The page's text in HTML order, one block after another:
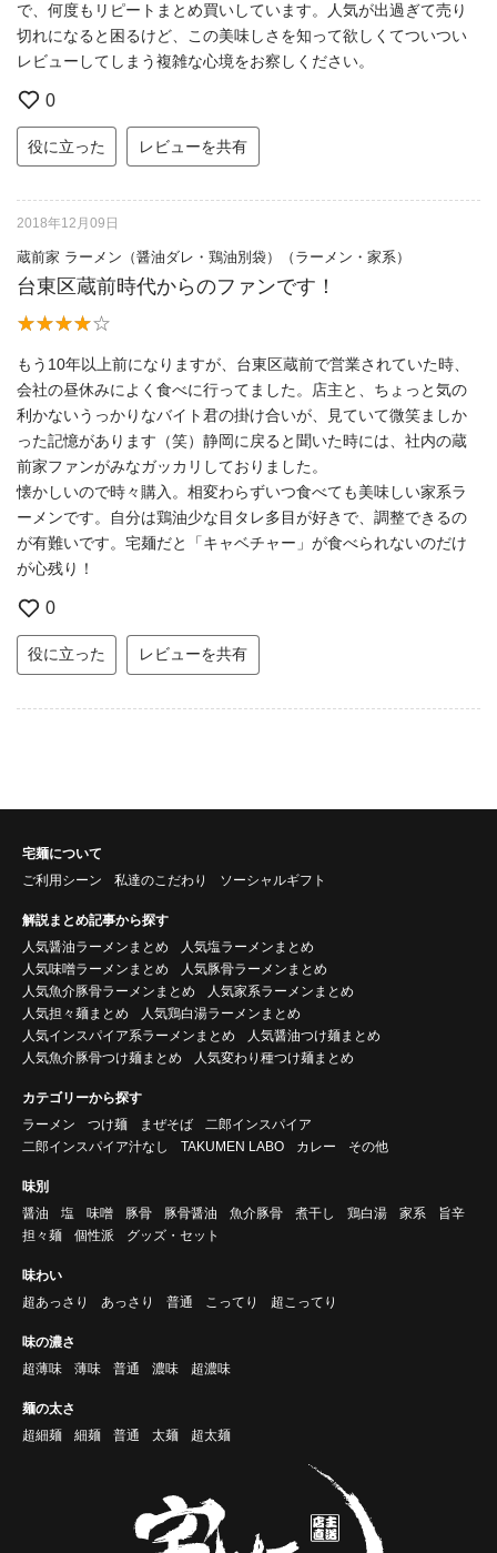
で、何度もリピートまとめ買いしています。人気が出過ぎて売り
切れになると困るけど、この美味しさを知って欲しくてついつい
レビューしてしまう複雑な心境をお察しください。
0
役に立った レビューを共有
2018年12月09日
蔵前家 ラーメン（醤油ダレ・鶏油別袋）（ラーメン・家系）
台東区蔵前時代からのファンです！
もう10年以上前になりますが、台東区蔵前で営業されていた時、
会社の昼休みによく食べに行ってました。店主と、ちょっと気の
利かないうっかりなバイト君の掛け合いが、見ていて微笑ましか
った記憶があります（笑）静岡に戻ると聞いた時には、社内の蔵
前家ファンがみなガッカリしておりました。
懐かしいので時々購入。相変わらずいつ食べても美味しい家系ラ
ーメンです。自分は鶏油少な目タレ多目が好きで、調整できるの
が有難いです。宅麺だと「キャベチャー」が食べられないのだけ
が心残り！
0
役に立った レビューを共有
宅麺について
ご利用シーン
私達のこだわり ソーシャルギフト
解説まとめ記事から探す
人気醤油ラーメンまとめ
人気塩ラーメンまとめ
人気味噌ラーメンまとめ
人気豚骨ラーメンまとめ
人気魚介豚骨ラーメンまとめ
人気家系ラーメンまとめ
人気担々麺まとめ
人気鶏白湯ラーメンまとめ
人気インスパイア系ラーメンまとめ
人気醤油つけ麺まとめ
人気魚介豚骨つけ麺まとめ
人気変わり種つけ麺まとめ
カテゴリーから探す
ラーメン
つけ麺 まぜそば
二郎インスパイア
二郎インスパイア汁なし
TAKUMEN LABO カレー その他
味別
醤油
塩 味噌 豚骨 豚骨醤油 魚介豚骨 煮干し 鶏白湯 家系
旨辛
担々麺
個性派 グッズ・セット
味わい
超あっさり
あっさり 普通 こってり 超こってり
味の濃さ
超薄味
薄味 普通 濃味 超濃味
麺の太さ
超細麺
細麺 普通 太麺 超太麺